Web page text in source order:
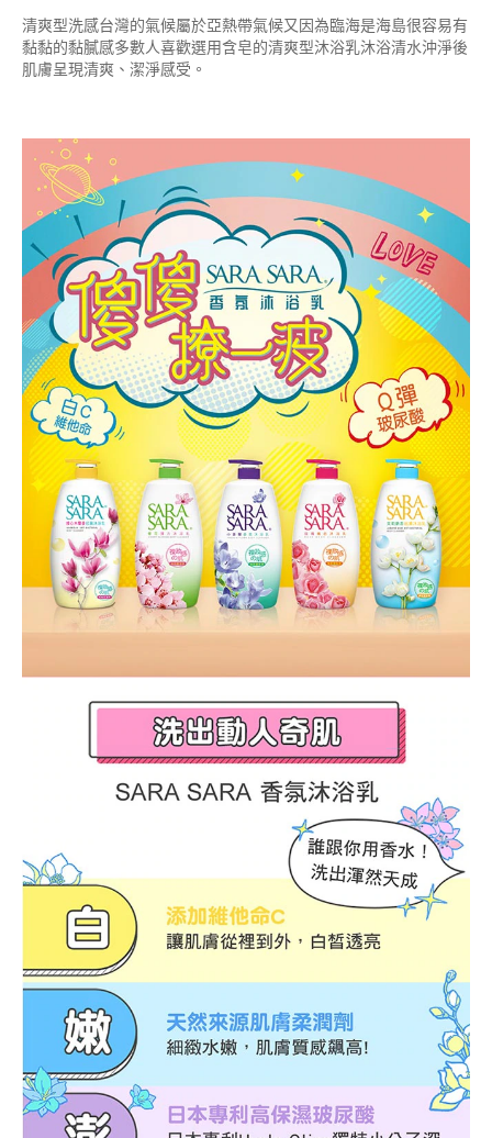
清爽型洗感台灣的氣候屬於亞熱帶氣候又因為臨海是海島很容易有
黏黏的黏膩感多數人喜歡選用含皂的清爽型沐浴乳沐浴清水沖淨後
肌膚呈現清爽、潔淨感受。